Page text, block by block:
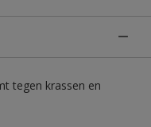
tegen krassen en